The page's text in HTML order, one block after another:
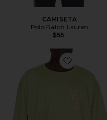
CAMISETA
Polo Ralph Lauren
$55
Favorite